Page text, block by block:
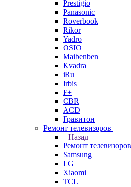
Prestigio
Panasonic
Roverbook
Rikor
Yadro
OSIO
Maibenben
Kvadra
iRu
Irbis
F+
CBR
ACD
Гравитон
Ремонт телевизоров
Назад
Ремонт телевизоров
Samsung
LG
Xiaomi
TCL